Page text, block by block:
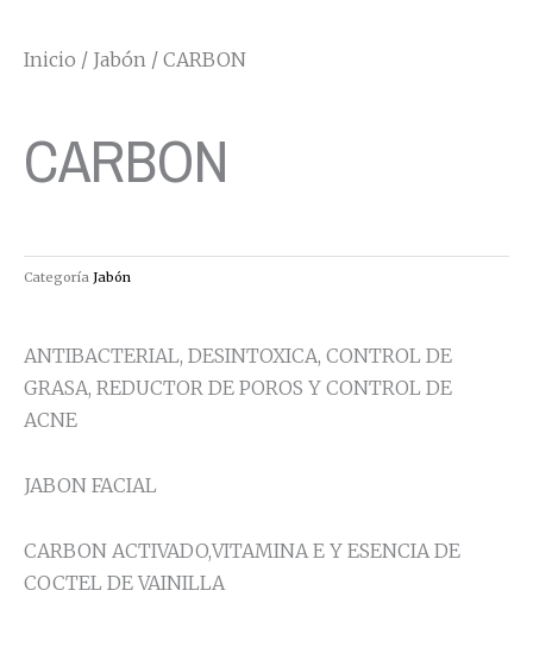
Inicio / Jabón / CARBON
CARBON
Categoría Jabón
ANTIBACTERIAL, DESINTOXICA, CONTROL DE
GRASA, REDUCTOR DE POROS Y CONTROL DE
ACNE
JABON FACIAL
CARBON ACTIVADO,VITAMINA E Y ESENCIA DE
COCTEL DE VAINILLA